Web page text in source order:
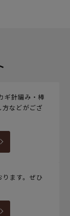
ギ針編み・棒
などがござ
ます。ぜひ